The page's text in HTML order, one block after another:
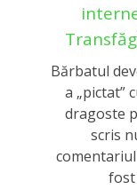
Bărbatul
a „pictat”
dragoste
scris
comentariul